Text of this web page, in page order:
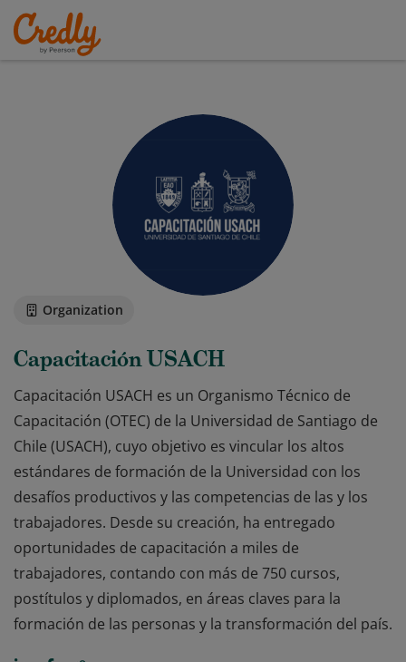
Organization
Capacitación USACH
Capacitación USACH es un Organismo Técnico de
Capacitación (OTEC) de la Universidad de Santiago de
Chile (USACH), cuyo objetivo es vincular los altos
estándares de formación de la Universidad con los
desafíos productivos y las competencias de las y los
trabajadores. Desde su creación, ha entregado
oportunidades de capacitación a miles de
trabajadores, contando con más de 750 cursos,
postítulos y diplomados, en áreas claves para la
formación de las personas y la transformación del país.